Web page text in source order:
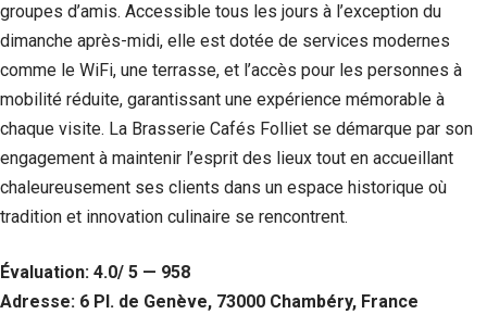
groupes d’amis. Accessible tous les jours à l’exception du
dimanche après-midi, elle est dotée de services modernes
comme le WiFi, une terrasse, et l’accès pour les personnes à
mobilité réduite, garantissant une expérience mémorable à
chaque visite. La Brasserie Cafés Folliet se démarque par son
engagement à maintenir l’esprit des lieux tout en accueillant
chaleureusement ses clients dans un espace historique où
tradition et innovation culinaire se rencontrent.
Évaluation: 4.0/ 5 — 958
Adresse: 6 Pl. de Genève, 73000 Chambéry, France
de votre visite.
Si vous
refusez ces
cookies,
certaines
fonctionnalités
disparaîtront
du site Web.
votre intérêt et
votre